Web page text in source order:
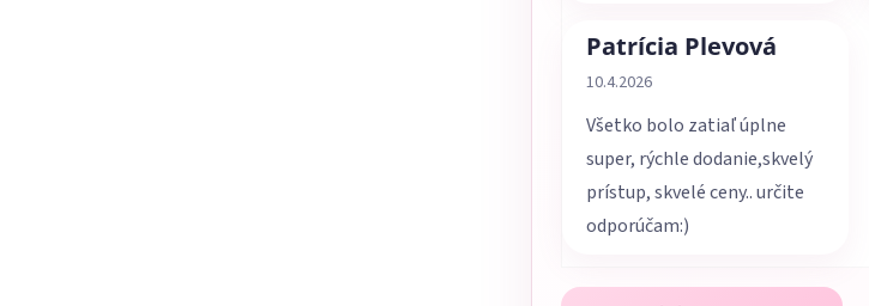
Patrícia Plevová
Hodnotenie obchodu je 5 z 5
10.4.2026
Všetko bolo zatiaľ úplne
super, rýchle dodanie,skvelý
prístup, skvelé ceny.. určite
odporúčam:)